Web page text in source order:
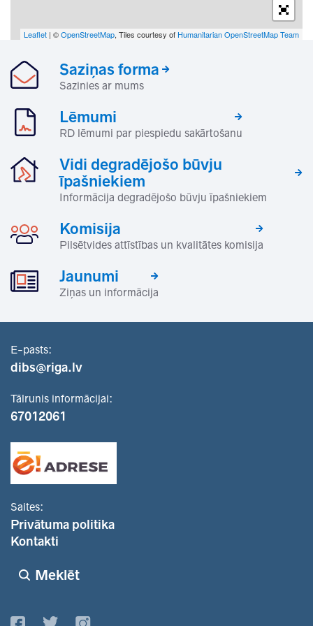
Leaflet | ©OpenStreetMap, Tiles courtesy of Humanitarian OpenStreetMap Team
Saziņas forma
Sazinies ar mums
Lēmumi
RD lēmumi par piespiedu sakārtošanu
Vidi degradējošo būvju
īpašniekiem
Informācija degradējošo būvju īpašniekiem
Komisija
Pilsētvides attīstības un kvalitātes komisija
Jaunumi
Ziņas un informācija
E-pasts:
dibs@riga.lv
Tālrunis informācijai:
67012061
Saites:
Privātuma politika
Kontakti
Meklēt